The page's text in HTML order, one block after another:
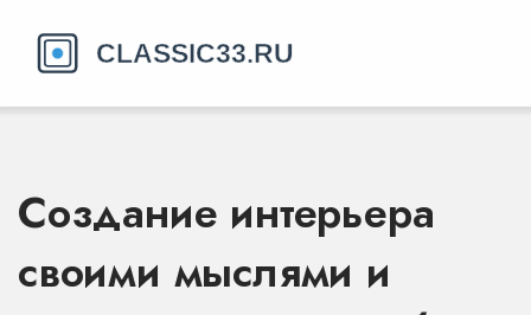
Создание интерьера
своими мыслями и